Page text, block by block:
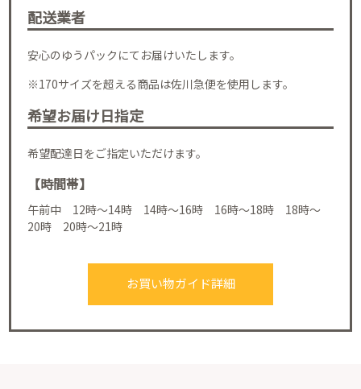
配送業者
安心のゆうパックにてお届けいたします。
※170サイズを超える商品は佐川急便を使用します。
希望お届け日指定
希望配達日をご指定いただけます。
【時間帯】
午前中 12時～14時 14時～16時 16時～18時 18時～
20時 20時～21時
お買い物ガイド詳細